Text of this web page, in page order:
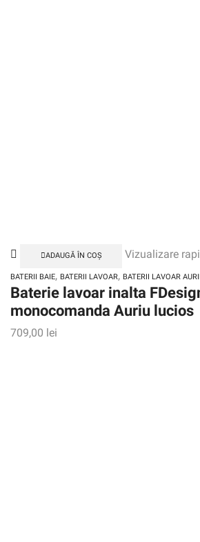
ADAUGĂ ÎN COȘ Vizualizare
BATERII BAIE, BATERII LAVOAR, BATERII LAVOAR AURII
Baterie lavoar inalta
monocomanda Auriu lucios
709,00 lei